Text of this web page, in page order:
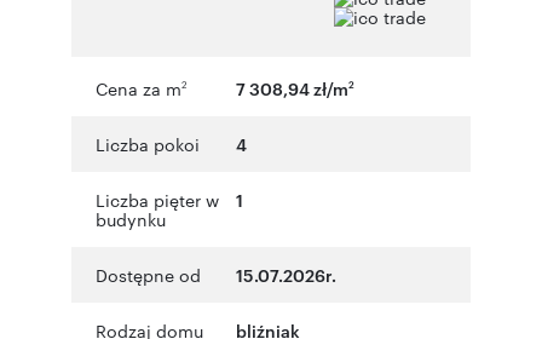
Cena za m2 7 308,94 zł/m2
Liczba pokoi 4
Liczba pięter w
budynku
1
Dostępne od 15.07.2026r.
Rodzaj domu bliźniak